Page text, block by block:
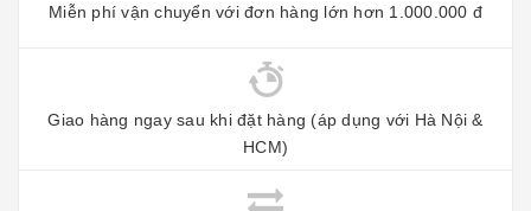
Miễn phí vận chuyển với đơn hàng lớn hơn 1.000.000 đ
Giao hàng ngay sau khi đặt hàng (áp dụng với Hà Nội &
HCM)